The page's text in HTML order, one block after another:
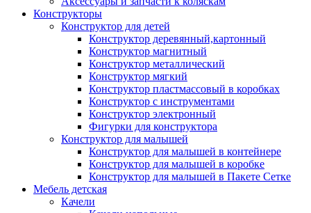
Конструкторы
Конструктор для детей
Конструктор деревянный,картонный
Конструктор магнитный
Конструктор металлический
Конструктор мягкий
Конструктор пластмассовый в коробках
Конструктор с инструментами
Конструктор электронный
Фигурки для конструктора
Конструктор для малышей
Конструктор для малышей в контейнере
Конструктор для малышей в коробке
Конструктор для малышей в Пакете Сетке
Мебель детская
Качели